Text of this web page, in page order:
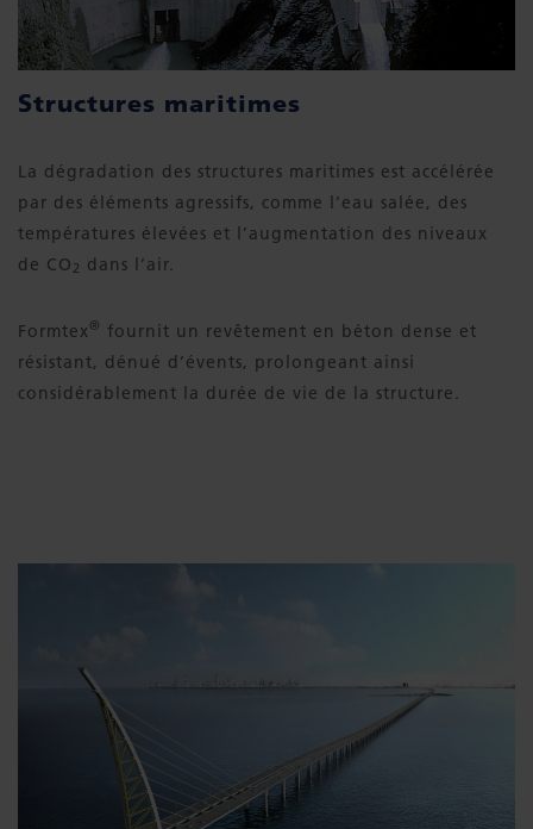
Structures maritimes
La dégradation des structures maritimes est accélérée
par des éléments agressifs, comme l’eau salée, des
températures élevées et l’augmentation des niveaux
de CO 2 dans l’air.
Formtex ® fournit un revêtement en béton dense et
résistant, dénué d’évents, prolongeant ainsi
considérablement la durée de vie de la structure.